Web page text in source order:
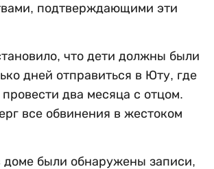
подтверждающими эти
что дети должны были
дней отправиться в Юту, где
два месяца с отцом.
все обвинения в жестоком
доме были обнаружены записи,